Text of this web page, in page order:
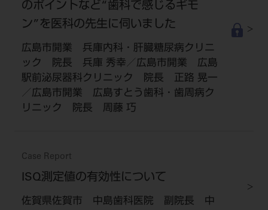
のポイントなど“歯科で感じるギモ
ン”を医科の先生に伺いました
広島市開業 兵庫内科・肝臓糖尿病クリニ
ック 院長 兵庫 秀幸／広島市開業 広島
駅前泌尿器科クリニック 院長 正路 晃一
／広島市開業 広島すとう歯科・歯周病ク
リニック 院長 周藤 巧
Case Report
ISQ測定値の有効性について
佐賀県佐賀市 中島歯科医院 副院長 中